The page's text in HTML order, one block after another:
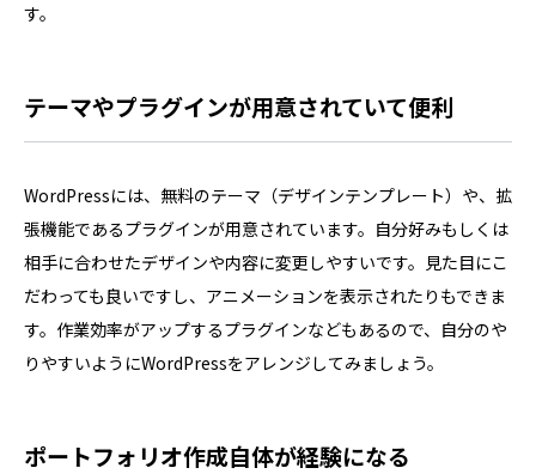
す。
テーマやプラグインが用意されていて便利
WordPressには、無料のテーマ（デザインテンプレート）や、拡
張機能であるプラグインが用意されています。自分好みもしくは
相手に合わせたデザインや内容に変更しやすいです。見た目にこ
だわっても良いですし、アニメーションを表示されたりもできま
す。作業効率がアップするプラグインなどもあるので、自分のや
りやすいようにWordPressをアレンジしてみましょう。
ポートフォリオ作成自体が経験になる